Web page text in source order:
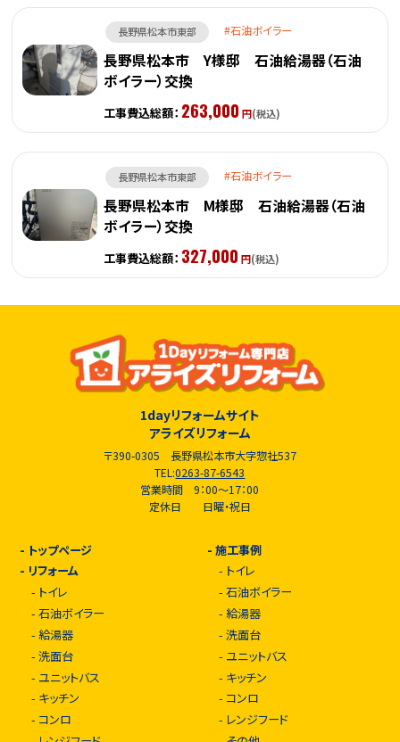
長野県松本市東部 石油ボイラー
長野県松本市 Y様邸 石油給湯器（石油
ボイラー）交換
工事費込総額： 263,000 円(税込)
長野県松本市東部 石油ボイラー
長野県松本市 M様邸 石油給湯器（石油
ボイラー）交換
工事費込総額： 327,000 円(税込)
1dayリフォームサイト
アライズリフォーム
〒390-0305 長野県松本市大字惣社537
TEL:0263-87-6543
営業時間 9：00～17：00
定休日 日曜・祝日
- トップページ
- リフォーム
- トイレ
- 石油ボイラー
- 給湯器
- 洗面台
- ユニットバス
- キッチン
- コンロ
-施工事例
- トイレ
-石油ボイラー
-給湯器
-洗面台
- ユニットバス
- キッチン
- コンロ
- レンジフード